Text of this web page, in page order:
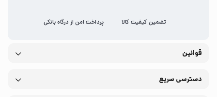
تضمین کیفیت کالا پرداخت امن از درگاه بانکی
قوانین
دسترسی سریع